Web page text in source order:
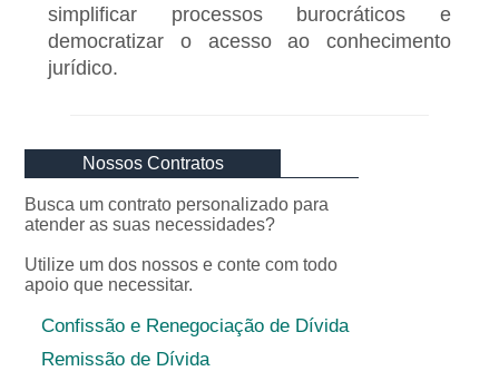
simplificar processos burocráticos e
democratizar o acesso ao conhecimento
jurídico.
Nossos Contratos
Busca um contrato personalizado para
atender as suas necessidades?
Utilize um dos nossos e conte com todo
apoio que necessitar.
Confissão e Renegociação de Dívida
Remissão de Dívida